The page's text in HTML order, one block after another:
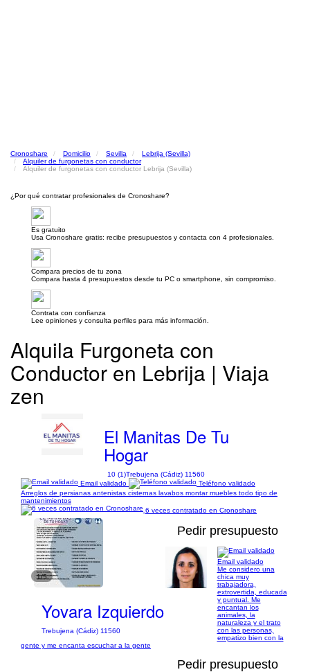
Cronoshare Domicilio Sevilla
Lebrija (Sevilla)
Alquiler de furgonetas con conductor
Alquiler de furgonetas con conductor Lebrija (Sevilla)
¿Por qué contratar profesionales de Cronoshare?
Es gratuito
Usa Cronoshare gratis: recibe presupuestos y contacta con 4 profesionales.
Compara precios de tu zona
Compara hasta 4 presupuestos desde tu PC o smartphone, sin compromiso.
Contrata con confianza
Lee opiniones y consulta perfiles para más información.
Alquila Furgoneta con
Conductor en Lebrija | Viaja
zen
El Manitas De Tu
Hogar
10 (1)Trebujena (Cádiz) 11560
Email validado
Teléfono validado
Arreglos de persianas antenistas cisternas lavabos montar muebles todo tipo de
mantenimientos
6 veces contratado en Cronoshare
1/5
Pedir presupuesto
Yovara Izquierdo
Trebujena (Cádiz) 11560
Email validado
Me considero una
chica muy
trabajadora,
extrovertida, educada
y puntual. Me
encantan los
animales, la
naturaleza y el trato
con las personas,
empatizo bien con la
gente y me encanta escuchar a la gente
Pedir presupuesto